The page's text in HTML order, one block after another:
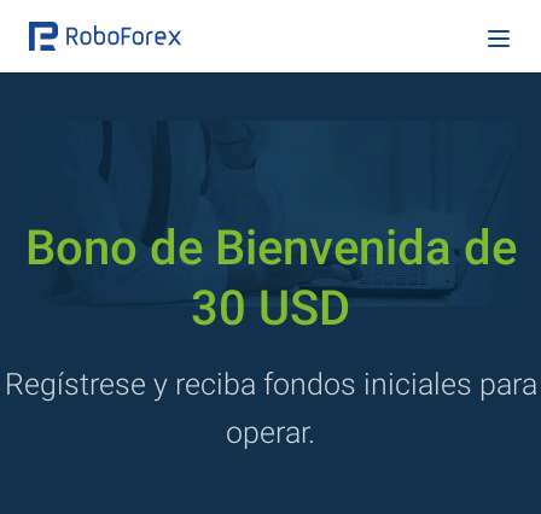
Bono de Bienvenida de
30 USD
Regístrese y reciba fondos iniciales para
operar.